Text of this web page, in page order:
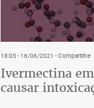
18:05 - 16/06/2021 - Compartilhe
Ivermectina
causar